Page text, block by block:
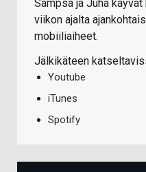
Sampsa ja Juha
viikon ajalta
mobiiliaiheet.
Jälkikäteen
Youtube
iTunes
Spotify